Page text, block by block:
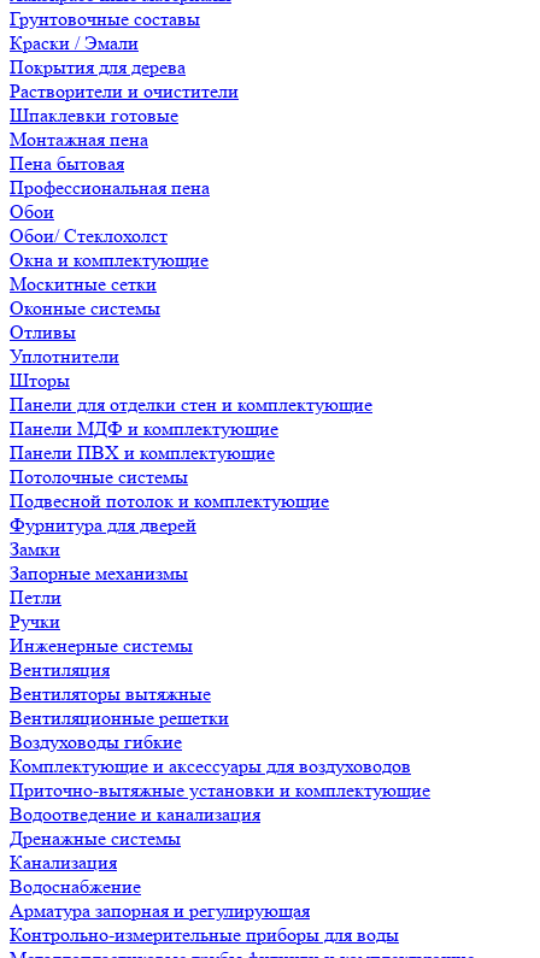
Грунтовочные составы
Краски / Эмали
Покрытия для дерева
Растворители и очистители
Шпаклевки готовые
Монтажная пена
Пена бытовая
Профессиональная пена
Обои
Обои/ Стеклохолст
Окна и комплектующие
Москитные сетки
Оконные системы
Отливы
Уплотнители
Шторы
Панели для отделки стен и комплектующие
Панели МДФ и комплектующие
Панели ПВХ и комплектующие
Потолочные системы
Подвесной потолок и комплектующие
Фурнитура для дверей
Замки
Запорные механизмы
Петли
Ручки
Инженерные системы
Вентиляция
Вентиляторы вытяжные
Вентиляционные решетки
Воздуховоды гибкие
Комплектующие и аксессуары для воздуховодов
Приточно-вытяжные установки и комплектующие
Водоотведение и канализация
Дренажные системы
Канализация
Водоснабжение
Арматура запорная и регулирующая
Контрольно-измерительные приборы для воды